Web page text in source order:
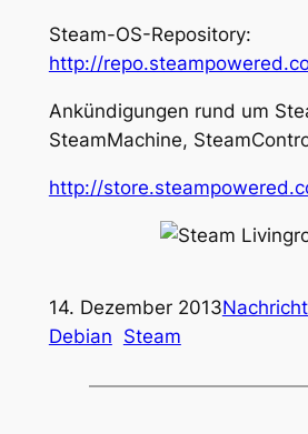
Steam-OS-Repository:
http://
Ankündigungen rund um
SteamMachine,
http://
14. Dezember 2013
Debian Steam